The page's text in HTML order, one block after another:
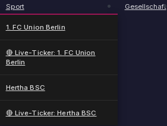
Sport
1. FC Union Berlin
🔴 Live-Ticker: 1. FC Union
Berlin
Hertha BSC
🔴 Live-Ticker: Hertha BSC
Gesellschaft